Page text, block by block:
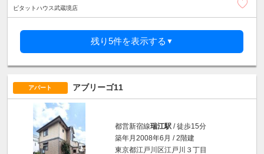
ピタットハウス武蔵境店
残り5件を表示する ▼
アパート アブリーゴ11
都営新宿線瑞江駅 / 徒歩15分
築年月2008年6月 / 2階建
東京都江戸川区江戸川３丁目